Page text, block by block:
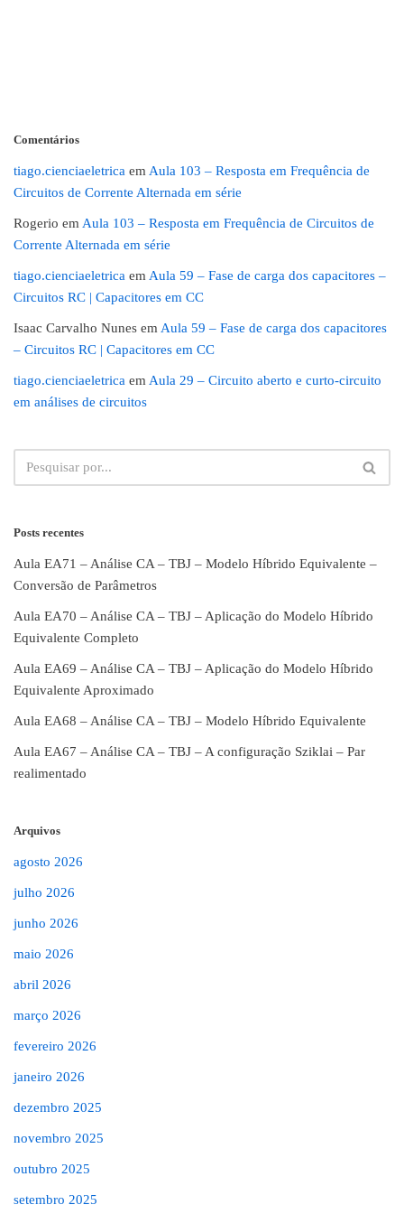
Comentários
tiago.cienciaeletrica em Aula 103 – Resposta em Frequência de
Circuitos de Corrente Alternada em série
Rogerio em Aula 103 – Resposta em Frequência de Circuitos de
Corrente Alternada em série
tiago.cienciaeletrica em Aula 59 – Fase de carga dos capacitores –
Circuitos RC | Capacitores em CC
Isaac Carvalho Nunes em Aula 59 – Fase de carga dos capacitores
– Circuitos RC | Capacitores em CC
tiago.cienciaeletrica em Aula 29 – Circuito aberto e curto-circuito
em análises de circuitos
Posts recentes
Aula EA71 – Análise CA – TBJ – Modelo Híbrido Equivalente –
Conversão de Parâmetros
Aula EA70 – Análise CA – TBJ – Aplicação do Modelo Híbrido
Equivalente Completo
Aula EA69 – Análise CA – TBJ – Aplicação do Modelo Híbrido
Equivalente Aproximado
Aula EA68 – Análise CA – TBJ – Modelo Híbrido Equivalente
Aula EA67 – Análise CA – TBJ – A configuração Sziklai – Par
realimentado
Arquivos
agosto 2026
julho 2026
junho 2026
maio 2026
abril 2026
março 2026
fevereiro 2026
janeiro 2026
dezembro 2025
novembro 2025
outubro 2025
setembro 2025